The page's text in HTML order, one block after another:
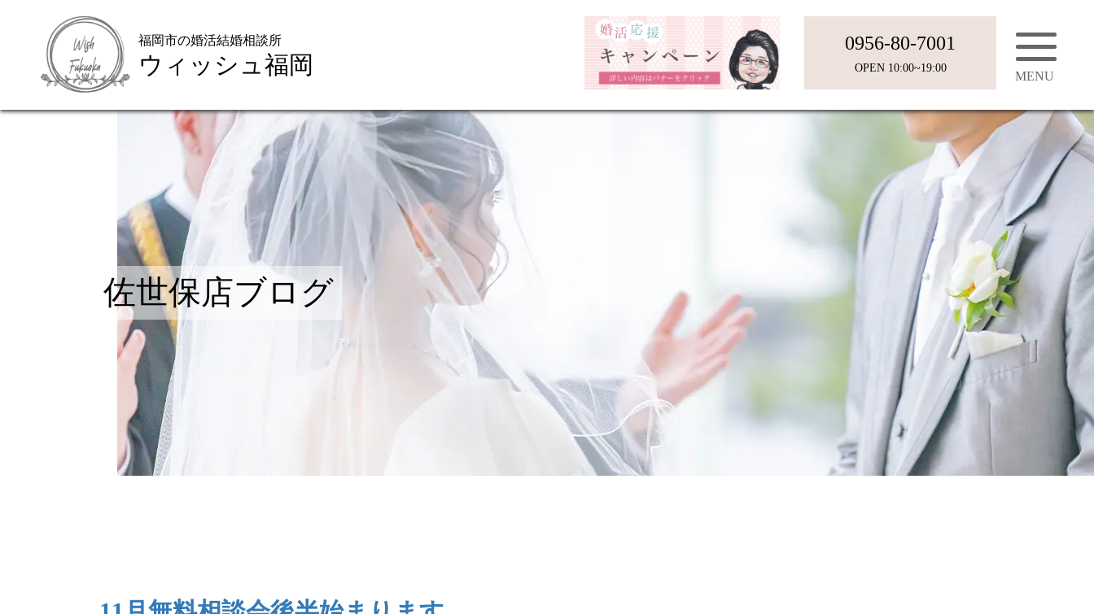
福岡市の婚活結婚相談所
コース・料金・入会案内
ご来店WEB予約 婚活キャンペーン
福岡市の婚活結婚相談所
ウィッシュ福岡
0956-80-7001
OPEN 10:00~19:00
佐世保店ブログ